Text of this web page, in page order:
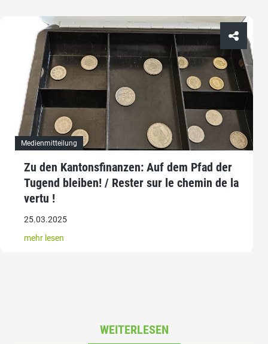
Medienmitteilung
Zu den Kantonsfinanzen: Auf dem Pfad der
Tugend bleiben! / Rester sur le chemin de la
vertu !
25.03.2025
mehr lesen
WEITERLESEN